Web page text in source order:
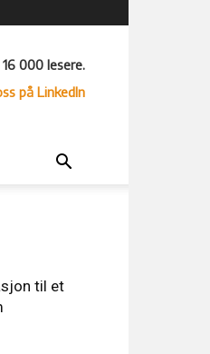
000 lesere.
på LinkedIn
til et